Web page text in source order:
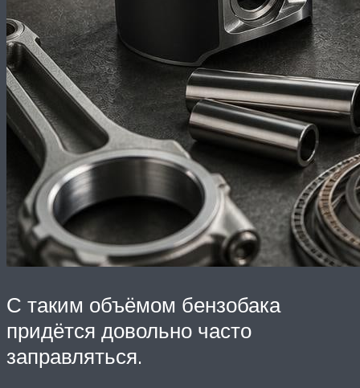
С таким объёмом бензобака
придётся довольно часто
заправляться.